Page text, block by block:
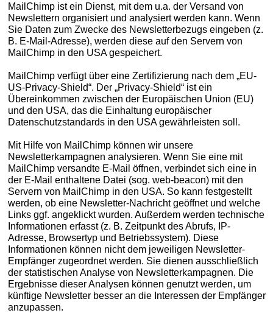
MailChimp ist ein Dienst, mit dem u.a. der Versand von
Newslettern organisiert und analysiert werden kann. Wenn
Sie Daten zum Zwecke des Newsletterbezugs eingeben (z.
B. E-Mail-Adresse), werden diese auf den Servern von
MailChimp in den USA gespeichert.
MailChimp verfügt über eine Zertifizierung nach dem „EU-
US-Privacy-Shield“. Der „Privacy-Shield“ ist ein
Übereinkommen zwischen der Europäischen Union (EU)
und den USA, das die Einhaltung europäischer
Datenschutzstandards in den USA gewährleisten soll.
Mit Hilfe von MailChimp können wir unsere
Newsletterkampagnen analysieren. Wenn Sie eine mit
MailChimp versandte E-Mail öffnen, verbindet sich eine in
der E-Mail enthaltene Datei (sog. web-beacon) mit den
Servern von MailChimp in den USA. So kann festgestellt
werden, ob eine Newsletter-Nachricht geöffnet und welche
Links ggf. angeklickt wurden. Außerdem werden technische
Informationen erfasst (z. B. Zeitpunkt des Abrufs, IP-
Adresse, Browsertyp und Betriebssystem). Diese
Informationen können nicht dem jeweiligen Newsletter-
Empfänger zugeordnet werden. Sie dienen ausschließlich
der statistischen Analyse von Newsletterkampagnen. Die
Ergebnisse dieser Analysen können genutzt werden, um
künftige Newsletter besser an die Interessen der Empfänger
anzupassen.